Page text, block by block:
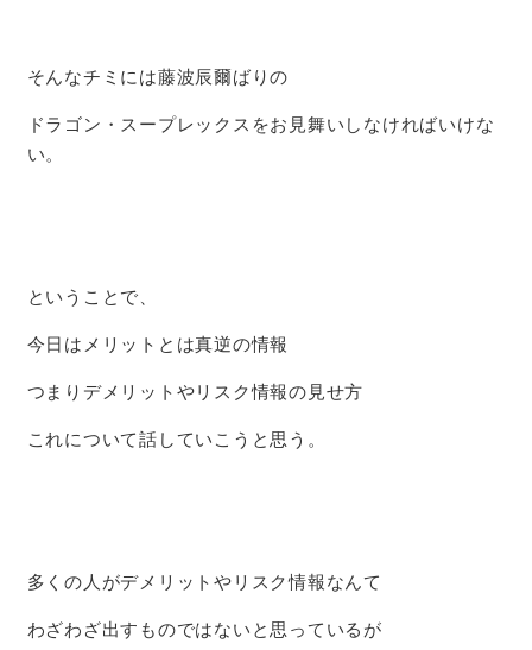
そんなチミには藤波辰爾ばりの
ドラゴン・スープレックスをお見舞いしなければいけな
い。
ということで、
今日はメリットとは真逆の情報
つまりデメリットやリスク情報の見せ方
これについて話していこうと思う。
多くの人がデメリットやリスク情報なんて
わざわざ出すものではないと思っているが